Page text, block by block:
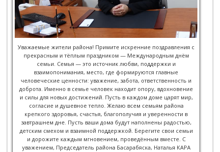
Уважаемые жители района! Примите искренние поздравления с
прекрасным и тёплым праздником — Международным днём
семьи. Семья — это источник любви, поддержки и
взаимопонимания, место, где формируются главные
человеческие ценности: уважение, забота, ответственность и
доброта. Именно в семье человек находит опору, вдохновение
и силы для новых достижений. Пусть в каждом доме царят мир,
согласие и душевное тепло. Желаю всем семьям района
крепкого здоровья, счастья, благополучия и уверенности в
завтрашнем дне. Пусть ваши дома будут наполнены радостью,
детским смехом и взаимной поддержкой. Берегите свои семьи
и дорожите каждым мгновением, проведённым вместе. С
уважением, Председатель района Басарабяска, Наталья КАРА